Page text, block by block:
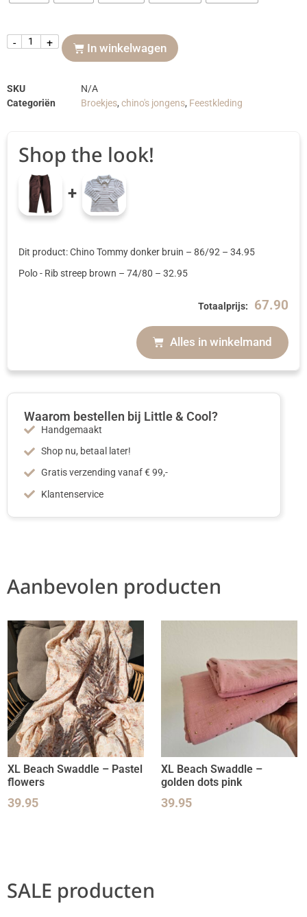
- + In winkelwagen
SKU
N/A
Categoriën
Broekjes, chino's jongens, Feestkleding
Shop the look!
+
Totaalprijs: 67.90
Alles in winkelmand
Dit product: Chino Tommy donker bruin – 86/92 – 34.95
Polo - Rib streep brown – 74/80 – 32.95
Waarom bestellen bij Little & Cool?
Handgemaakt
Shop nu, betaal later!
Gratis verzending vanaf € 99,-
Klantenservice
Aanbevolen producten
XL Beach Swaddle – Pastel
flowers
39.95
XL Beach Swaddle –
golden dots pink
39.95
SALE producten